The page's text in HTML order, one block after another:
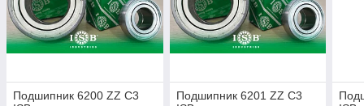
Подшипник 6200 ZZ C3
Подшипник 6201 ZZ C3